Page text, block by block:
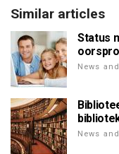
Similar articles
Status
News
News